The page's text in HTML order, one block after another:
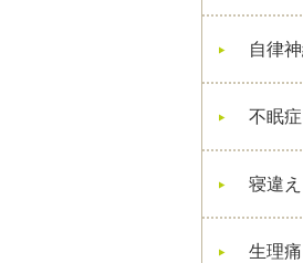
自律
不眠症
寝違え
生理